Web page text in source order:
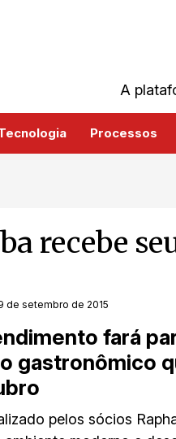
A
Processos
recebe
de setembro de 2015
fará
gastronômico
pelos sócios